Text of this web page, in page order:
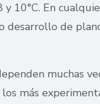
10°C. En
desarrollo de
muchas
los más